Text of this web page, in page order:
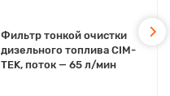
Фильтр тонкой очистки
дизельного топлива CIM-
TEK, поток — 65 л/мин